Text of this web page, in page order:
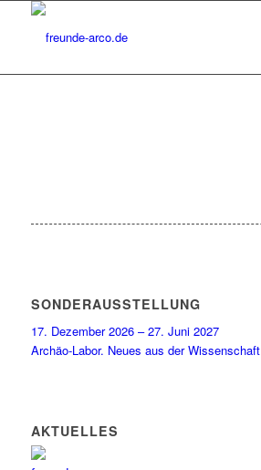
SONDERAUSSTELLUNG
17. Dezember 2026 – 27. Juni 2027
Archäo-Labor. Neues aus der Wissenschaft
AKTUELLES